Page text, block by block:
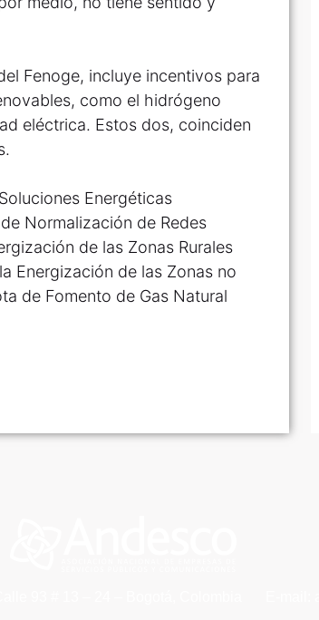
Fenoge, incluye incentivos para
como el hidrógeno
eléctrica. Estos dos, coinciden
Energéticas
Normalización de Redes
de las Zonas Rurales
Energización de las Zonas no
de Fomento de Gas Natural